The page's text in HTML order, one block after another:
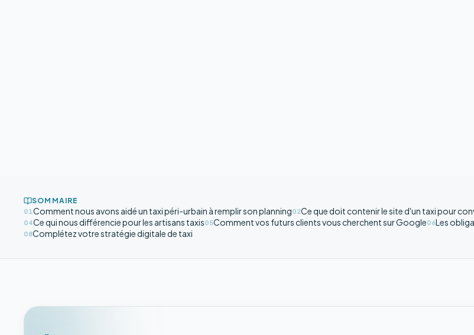
SOMMAIRE
01Comment nous avons aidé un taxi péri-urbain à remplir son planning02Ce que doit contenir le site d'un taxi pour
04Ce qui nous différencie pour les artisans taxis05Comment vos futurs clients vous cherchent sur Google06Les
08Complétez votre stratégie digitale de taxi